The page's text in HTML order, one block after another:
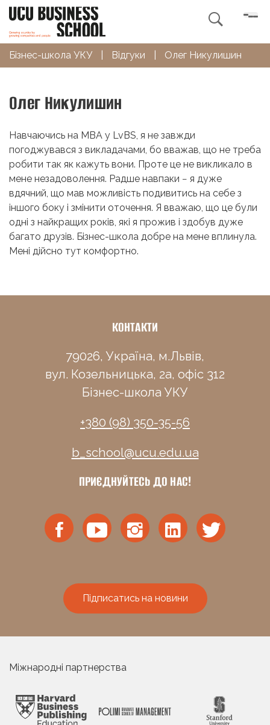

Бізнес-школа УКУ Відгуки Олег Никулишин
Олег Никулишин
Навчаючись на MBA у LvBS, я не завжди
погоджувався з викладачами, бо вважав, що не треба
робити так як кажуть вони. Проте це не викликало в
мене незадоволення. Радше навпаки − я дуже
вдячний, що мав можливість подивитись на себе з
іншого боку і змінити оточення. Я вважаю, що це були
одні з найкращих років, які я прожив і здобув дуже
багато друзів. Бізнес-школа добре на мене вплинула.
Мені дійсно тут комфортно.
КОНТАКТИ
79026, Україна, м.Львів,
вул. Козельницька, 2а, офіс 312
Бізнес-школа УКУ
+380 (98) 350-35-56
b_school@ucu.edu.ua
ПРИЄДНУЙТЕСЬ ДО НАС!
Підписатись на новини
Міжнародні партнерства